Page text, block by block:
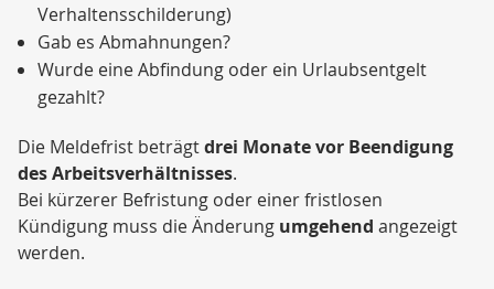
Verhaltensschilderung)
Gab es Abmahnungen?
Wurde eine Abfindung oder ein Urlaubsentgelt
gezahlt?
Die Meldefrist beträgtdrei Monate vor Beendigung
des Arbeitsverhältnisses.
Bei kürzerer Befristung oder einer fristlosen
Kündigung muss die Änderung umgehend angezeigt
werden.